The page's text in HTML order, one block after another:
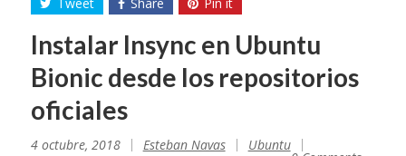
Tweet Share Pin it
Instalar Insync en Ubuntu
Bionic desde los repositorios
oficiales
4 octubre, 2018 Esteban Navas Ubuntu